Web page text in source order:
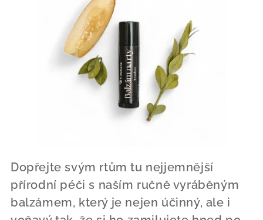
Dopřejte svým rtům tu nejjemnější
přírodní péči s naším ručně vyráběným
balzámem, který je nejen účinný, ale i